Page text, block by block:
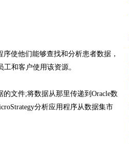
使他们能够查找和分析患者数据，
和客户使用该资源。
文件;将数据从那里传递到Oracle数
分析应用程序从数据集市